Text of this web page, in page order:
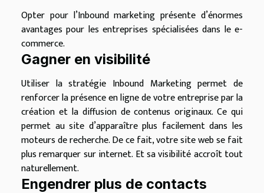
Opter pour l’Inbound marketing présente d’énormes
avantages pour les entreprises spécialisées dans le e-
commerce.
Gagner en visibilité
Utiliser la stratégie Inbound Marketing permet de
renforcer la présence en ligne de votre entreprise par la
création et la diffusion de contenus originaux. Ce qui
permet au site d’apparaître plus facilement dans les
moteurs de recherche. De ce fait, votre site web se fait
plus remarquer sur internet. Et sa visibilité accroît tout
naturellement.
Engendrer plus de contacts